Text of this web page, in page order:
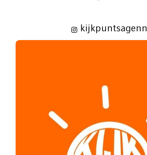
kijkpuntsagenn